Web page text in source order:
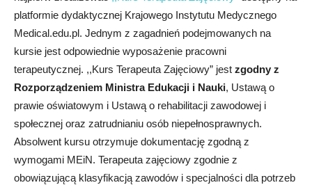
platformie dydaktycznej Krajowego Instytutu Medycznego
Medical.edu.pl. Jednym z zagadnień podejmowanych na
kursie jest odpowiednie wyposażenie pracowni
terapeutycznej. ,,Kurs Terapeuta Zajęciowy” jest zgodny z
Rozporządzeniem Ministra Edukacji i Nauki, Ustawą o
prawie oświatowym i Ustawą o rehabilitacji zawodowej i
społecznej oraz zatrudnianiu osób niepełnosprawnych.
Absolwent kursu otrzymuje dokumentację zgodną z
wymogami MEiN. Terapeuta zajęciowy zgodnie z
obowiązującą klasyfikacją zawodów i specjalności dla potrzeb